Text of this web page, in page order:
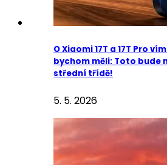
O Xiaomi 17T a 17T Pro
bychom měli: Toto bude
střední třídě!
5. 5. 2026